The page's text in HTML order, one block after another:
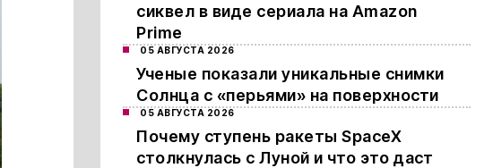
сиквел в виде сериала на Amazon
Prime
05 АВГУСТА 2026
Ученые показали уникальные снимки
Солнца с «перьями» на поверхности
05 АВГУСТА 2026
Почему ступень ракеты SpaceX
столкнулась с Луной и что это даст